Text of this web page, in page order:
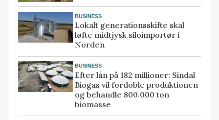
BUSINESS
Lokalt generationsskifte skal
løfte midtjysk siloimportør i
Norden
BUSINESS
Efter lån på 182 millioner: Sindal
Biogas vil fordoble produktionen
og behandle 800.000 ton
biomasse